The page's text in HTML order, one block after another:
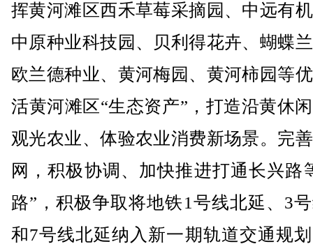
挥黄河滩区西禾草莓采摘园、中远有
中原种业科技园、贝利得花卉、蝴蝶
欧兰德种业、黄河梅园、黄河柿园等
活黄河滩区“生态资产”，打造沿黄休
观光农业、体验农业消费新场景。完
网，积极协调、加快推进打通长兴路
路”，积极争取将地铁1号线北延、3
和7号线北延纳入新一期轨道交通规